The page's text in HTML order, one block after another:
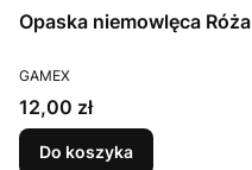
Opaska niemowlęca Róża
PRODUCENT
GAMEX
Cena
12,00 zł
Do koszyka